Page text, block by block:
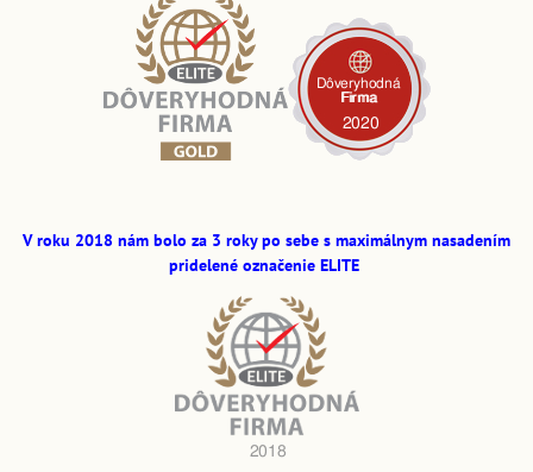
V roku 2018 nám bolo za 3 roky po sebe s maximálnym nasadením
pridelené označenie ELITE